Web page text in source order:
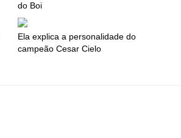
do Boi
Ela explica a personalidade do
campeão Cesar Cielo